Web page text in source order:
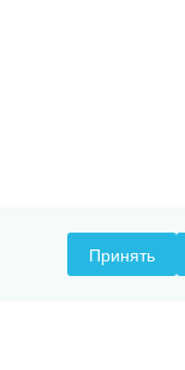
Принять